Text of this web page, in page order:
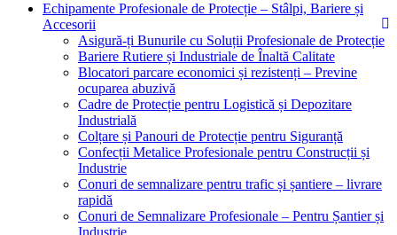
Echipamente Profesionale de Protecție – Stâlpi, Bariere și
Accesorii
Asigură-ți Bunurile cu Soluții Profesionale de Protecție
Bariere Rutiere și Industriale de Înaltă Calitate
Blocatori parcare economici și rezistenți – Previne
ocuparea abuzivă
Cadre de Protecție pentru Logistică și Depozitare
Industrială
Colțare și Panouri de Protecție pentru Siguranță
Confecții Metalice Profesionale pentru Construcții și
Industrie
Conuri de semnalizare pentru trafic și șantiere – livrare
rapidă
Conuri de Semnalizare Profesionale – Pentru Șantier și
Industrie